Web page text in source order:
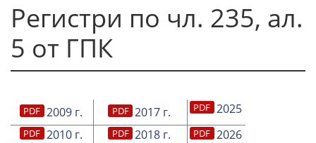
Регистри по чл. 235, ал.
5 от ГПК
2009 г. 2017 г.
2025
2010 г.
2018 г.
2026